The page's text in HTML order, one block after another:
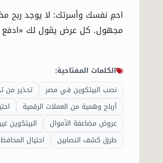
الأخبار
العالم
الاقتصاد
الصباح الرياضي
الحوادث
الفنون
احمِ نفسك وأسرتك: لا يوجد ربح
مجهول. كل عرض يقول لك
الكلمات المفتاحية:
نصب البيتكوين في مصر
تحذير من
أرباح وهمية من العملات الرقمية
عروض مضاعفة الأموال
البيتكوين
طرق كشف النصابين
احتيال المحافظ